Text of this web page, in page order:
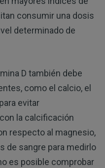
consumir una dosis
determinado de
D también debe
como el calcio, el
evitar
la calcificación
respecto al magnesio,
de sangre para medirlo
es posible comprobar